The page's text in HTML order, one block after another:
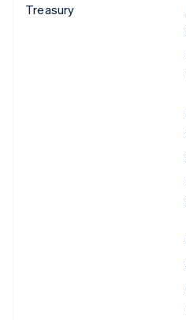
Treasury